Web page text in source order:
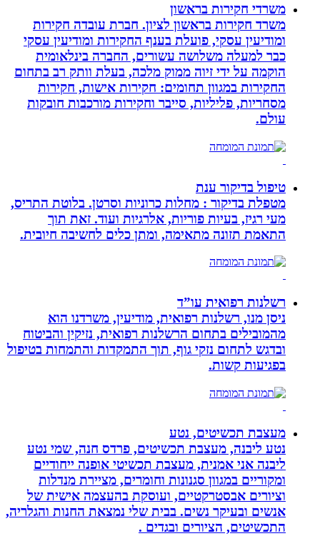
משרדי חקירות בראשון
משרד חקירות בראשון לציון. חברת עובדה חקירות
ומודיעין עסקי, פועלת בענף החקירות ומודיעין עסקי
כבר למעלה משלושה עשורים, החברה בינלאומית
הוקמה על ידי זיוה ממוק מלכה, בעלת וותק רב בתחום
החקירות במגוון תחומים: חקירות אישות, חקירות
מסחריות, פליליות, סייבר וחקירות מורכבות חובקות
עולם.
טיפול בדיקור ענת
מטפלת בדיקור : מחלות כרוניות וסרטן. בלוטת התריס,
מעי רגיז, בעיות פוריות, אלרגיות ועוד. זאת תוך
התאמת תזונה מתאימה, ומתן כלים לחשיבה חיובית.
רשלנות רפואית עו”ד
ניסן מנו, רשלנות רפואית, מודיעין, משרדנו הוא
מהמובילים בתחום הרשלנות רפואית, נזיקין והביטוח
ובדגש לתחום נזקי גוף, תוך התמקדות והתמחות בטיפול
בפגיעות קשות.
מעצבת תכשיטים, נטע
נטע ליבנה, מעצבת תכשיטים, פרדס חנה, שמי נטע
ליבנה אני אמנית, מעצבת תכשיטי אופנה ייחודיים
ומקוריים במגוון סגנונות וחומרים, מציירת מנדלות
וציורים אבסטרקטיים, ועוסקת בהעצמה אישית של
אנשים ובעיקר נשים. בבית שלי נמצאת החנות והגלריה,
התכשיטים, הציורים ובגדים .